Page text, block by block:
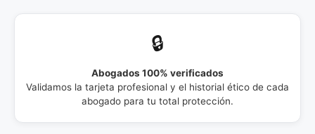
🔒
Abogados 100% verificados
Validamos la tarjeta profesional y el historial ético de cada
abogado para tu total protección.